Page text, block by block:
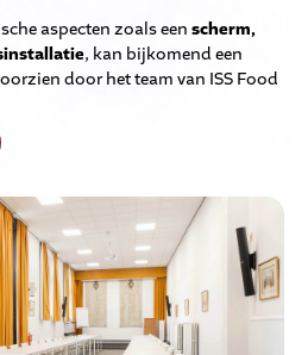
aspecten zoals een scherm,
, kan bijkomend een
door het team van ISS Food